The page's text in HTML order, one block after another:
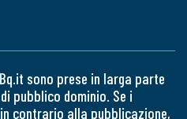
sono prese in larga parte
pubblico dominio. Se i
contrario alla pubblicazione,